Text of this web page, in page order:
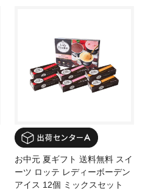
お中元 夏ギフト 送料無料 スイ
ーツ ロッテ レディーボーデン
アイス 12個 ミックスセット